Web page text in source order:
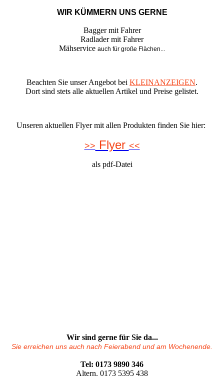
WIR KÜMMERN UNS GERNE
Bagger mit Fahrer
Radlader mit Fahrer
Mähservice auch für große Flächen...
Beachten Sie unser Angebot bei KLEINANZEIGEN.
Dort sind stets alle aktuellen Artikel und Preise gelistet.
Unseren aktuellen Flyer mit allen Produkten finden Sie hier:
>> Flyer <<
als pdf-Datei
Wir sind gerne für Sie da...
Sie erreichen uns auch nach Feierabend und am Wochenende.
Tel: 0173 9890 346
Altern. 0173 5395 438